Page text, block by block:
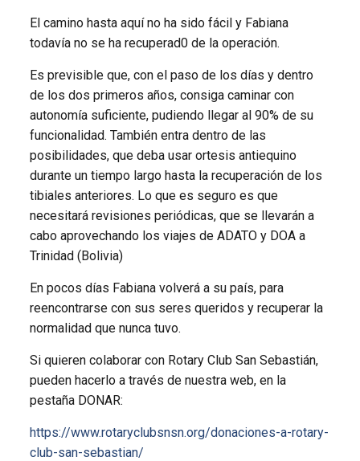
El camino hasta aquí no ha sido fácil y Fabiana
todavía no se ha recuperad0 de la operación.
Es previsible que, con el paso de los días y dentro
de los dos primeros años, consiga caminar con
autonomía suficiente, pudiendo llegar al 90% de su
funcionalidad. También entra dentro de las
posibilidades, que deba usar ortesis antiequino
durante un tiempo largo hasta la recuperación de los
tibiales anteriores. Lo que es seguro es que
necesitará revisiones periódicas, que se llevarán a
cabo aprovechando los viajes de ADATO y DOA a
Trinidad (Bolivia)
En pocos días Fabiana volverá a su país, para
reencontrarse con sus seres queridos y recuperar la
normalidad que nunca tuvo.
Si quieren colaborar con Rotary Club San Sebastián,
pueden hacerlo a través de nuestra web, en la
pestaña DONAR:
https://www.rotaryclubsnsn.org/donaciones-a-rotary-
club-san-sebastian/